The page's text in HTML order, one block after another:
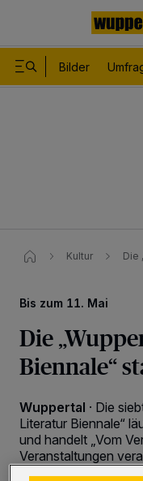
Bilder
Kultur Die
Bis zum 11. Mai
Die
Biennale“
Wuppertal · Die
Literatur Biennale“
und handelt „Vom
Veranstaltungen
und setzen hierbei